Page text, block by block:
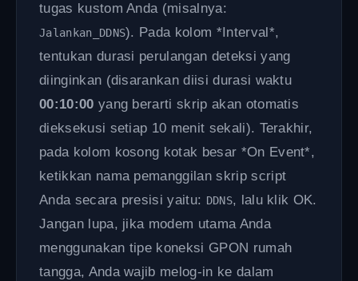
tugas kustom Anda (misalnya:
Jalankan_DDNS). Pada kolom *Interval*,
tentukan durasi perulangan deteksi yang
diinginkan (disarankan diisi durasi waktu
00:10:00 yang berarti skrip akan otomatis
dieksekusi setiap 10 menit sekali). Terakhir,
pada kolom kosong kotak besar *On Event*,
ketikkan nama pemanggilan skrip script
Anda secara presisi yaitu: DDNS, lalu klik OK.
Jangan lupa, jika modem utama Anda
menggunakan tipe koneksi GPON rumah
tangga, Anda wajib melog-in ke dalam